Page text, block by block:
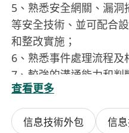
5、熟悉安全網關、漏
等安全技術、並可配合
和整改實施；
6、熟悉事件處理流程及
7、較強的溝通能力和
運用常見軟件；
持有CCNP證書以上或
書；
查看更多
信息技術外包 信